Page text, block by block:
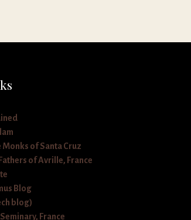
of Santa Cruz
of Avrille, France
Blog
blog)
France